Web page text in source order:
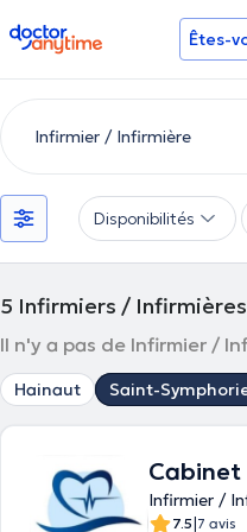
doctoranytime Êtes-
Disponibilités
5 Infirmiers /
Il n'y a pas de Infirmier /
Hainaut Saint-
Infirmier /
7.5|7 avis